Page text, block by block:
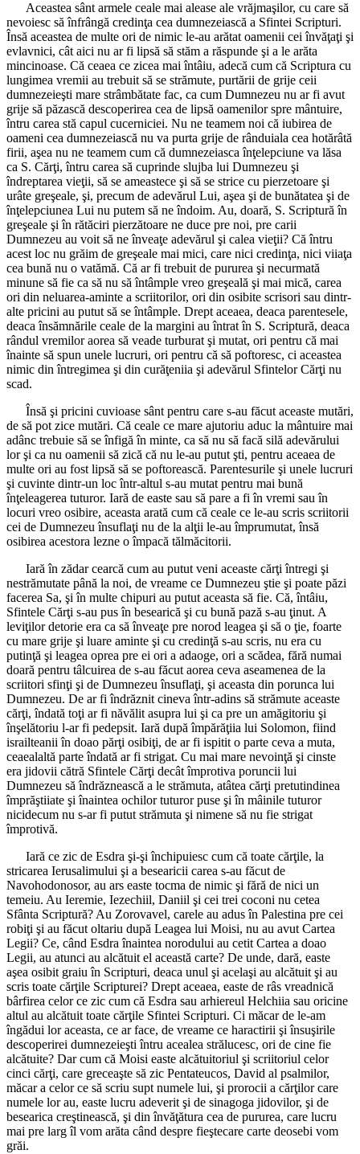
Aceastea sânt armele ceale mai alease ale vrăjmaşilor, cu care să
nevoiesc să înfrângă credinţa cea dumnezeiască a Sfintei Scripturi.
Însă aceastea de multe ori de nimic le-au arătat oamenii cei învăţaţi şi
evlavnici, cât aici nu ar fi lipsă să stăm a răspunde şi a le arăta
mincinoase. Că ceaea ce zicea mai întâiu, adecă cum că Scriptura cu
lungimea vremii au trebuit să se strămute, purtării de grije ceii
dumnezeieşti mare strâmbătate fac, ca cum Dumnezeu nu ar fi avut
grije să păzască descoperirea cea de lipsă oamenilor spre mântuire,
întru carea stă capul cucerniciei. Nu ne teamem noi că iubirea de
oameni cea dumnezeiască nu va purta grije de rânduiala cea hotărâtă
firii, aşea nu ne teamem cum că dumnezeiasca înţelepciune va lăsa
ca S. Cărţi, întru carea să cuprinde slujba lui Dumnezeu şi
îndreptarea vieţii, să se ameastece şi să se strice cu pierzetoare şi
urâte greşeale, şi, precum de adevărul Lui, aşea şi de bunătatea şi de
înţelepciunea Lui nu putem să ne îndoim. Au, doară, S. Scriptură în
greşeale şi în rătăciri pierzătoare ne duce pre noi, pre carii
Dumnezeu au voit să ne înveaţe adevărul şi calea vieţii? Că întru
acest loc nu grăim de greşeale mai mici, care nici credinţa, nici viiaţa
cea bună nu o vatămă. Că ar fi trebuit de pururea şi necurmată
minune să fie ca să nu să întâmple vreo greşeală şi mai mică, carea
ori din neluarea-aminte a scriitorilor, ori din osibite scrisori sau dintr-
alte pricini au putut să se întâmple. Drept aceaea, deaca parentesele,
deaca însămnările ceale de la margini au întrat în S. Scriptură, deaca
rândul vremilor aorea să veade turburat şi mutat, ori pentru că mai
înainte să spun unele lucruri, ori pentru că să poftoresc, ci aceastea
nimic din întregimea şi din curăţeniia şi adevărul Sfintelor Cărţi nu
scad.
Însă şi pricini cuvioase sânt pentru care s-au făcut aceaste mutări,
de să pot zice mutări. Că ceale ce mare ajutoriu aduc la mântuire mai
adânc trebuie să se înfigă în minte, ca să nu să facă silă adevărului
lor şi ca nu oamenii să zică că nu le-au putut şti, pentru aceaea de
multe ori au fost lipsă să se poftorească. Parentesurile şi unele lucruri
şi cuvinte dintr-un loc într-altul s-au mutat pentru mai bună
înţeleagerea tuturor. Iară de easte sau să pare a fi în vremi sau în
locuri vreo osibire, aceasta arată cum că ceale ce le-au scris scriitorii
cei de Dumnezeu însuflaţi nu de la alţii le-au împrumutat, însă
osibirea acestora lezne o împacă tălmăcitorii.
Iară în zădar cearcă cum au putut veni aceaste cărţi întregi şi
nestrămutate până la noi, de vreame ce Dumnezeu ştie şi poate păzi
facerea Sa, şi în multe chipuri au putut aceasta să fie. Că, întâiu,
Sfintele Cărţi s-au pus în besearică şi cu bună pază s-au ţinut. A
leviţilor detorie era ca să înveaţe pre norod leagea şi să o ţie, foarte
cu mare grije şi luare aminte şi cu credinţă s-au scris, nu era cu
putinţă şi leagea oprea pre ei ori a adaoge, ori a scădea, fără numai
doară pentru tâlcuirea de s-au făcut aorea ceva aseamenea de la
scriitori sfinţi şi de Dumnezeu însuflaţi, şi aceasta din porunca lui
Dumnezeu. De ar fi îndrăznit cineva într-adins să strămute aceaste
cărţi, îndată toţi ar fi năvălit asupra lui şi ca pre un amăgitoriu şi
înşelătoriu l-ar fi pedepsit. Iară după împărăţiia lui Solomon, fiind
israilteanii în doao părţi osibiţi, de ar fi ispitit o parte ceva a muta,
ceaealaltă parte îndată ar fi strigat. Cu mai mare nevoinţă şi cinste
era jidovii cătră Sfintele Cărţi decât împrotiva poruncii lui
Dumnezeu să îndrăznească a le strămuta, atâtea cărţi pretutindinea
împrăştiiate şi înaintea ochilor tuturor puse şi în mâinile tuturor
nicidecum nu s-ar fi putut strămuta şi nimene să nu fie strigat
împrotivă.
Iară ce zic de Esdra şi-şi închipuiesc cum că toate cărţile, la
stricarea Ierusalimului şi a besearicii carea s-au făcut de
Navohodonosor, au ars easte tocma de nimic şi fără de nici un
temeiu. Au Ieremie, Iezechiil, Daniil şi cei trei coconi nu cetea
Sfânta Scriptură? Au Zorovavel, carele au adus în Palestina pre cei
robiţi şi au făcut oltariu după Leagea lui Moisi, nu au avut Cartea
Legii? Ce, când Esdra înaintea norodului au cetit Cartea a doao
Legii, au atunci au alcătuit el această carte? De unde, dară, easte
aşea osibit graiu în Scripturi, deaca unul şi acelaşi au alcătuit şi au
scris toate cărţile Scripturei? Drept aceaea, easte de râs vreadnică
bârfirea celor ce zic cum că Esdra sau arhiereul Helchiia sau oricine
altul au alcătuit toate cărţile Sfintei Scripturi. Ci măcar de le-am
îngădui lor aceasta, ce ar face, de vreame ce haractirii şi însuşirile
descoperirei dumnezeieşti întru acealea strălucesc, ori de cine fie
alcătuite? Dar cum că Moisi easte alcătuitoriul şi scriitoriul celor
cinci cărţi, care greceaşte să zic Pentateucos, David al psalmilor,
măcar a celor ce să scriu supt numele lui, şi prorocii a cărţilor care
numele lor au, easte lucru adeverit şi de sinagoga jidovilor, şi de
besearica creştinească, şi din învăţătura cea de pururea, care lucru
mai pre larg îl vom arăta când despre fieştecare carte deosebi vom
grăi.